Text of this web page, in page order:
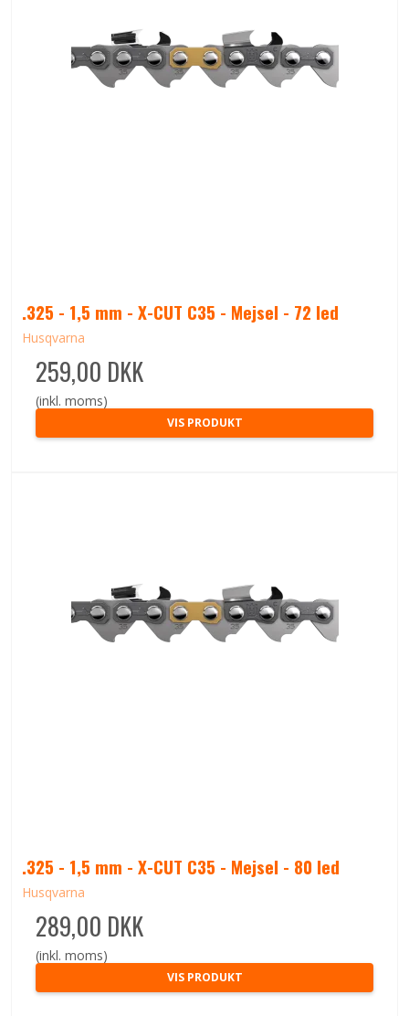
.325 - 1,5 mm - X-CUT C35 - Mejsel - 72 led
Husqvarna
259,00 DKK
(inkl. moms)
VIS PRODUKT
.325 - 1,5 mm - X-CUT C35 - Mejsel - 80 led
Husqvarna
289,00 DKK
(inkl. moms)
VIS PRODUKT